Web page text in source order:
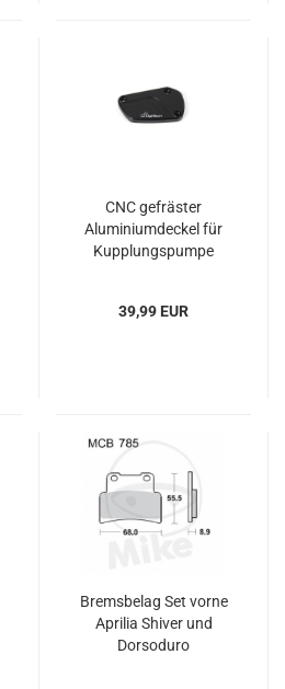
CNC gefräster
Aluminiumdeckel für
Kupplungspumpe
39,99 EUR
Bremsbelag Set vorne
Aprilia Shiver und
Dorsoduro